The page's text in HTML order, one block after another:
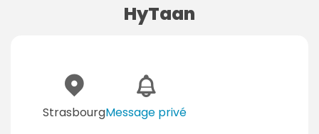
HyTaan
StrasbourgMessage privé